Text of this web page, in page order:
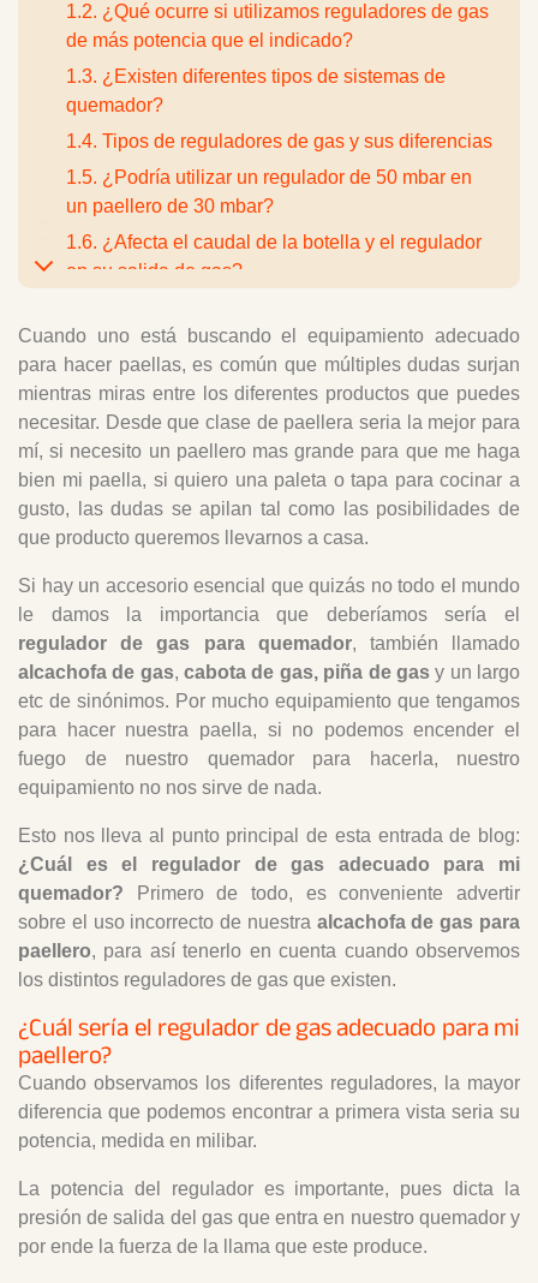
1.2. ¿Qué ocurre si utilizamos reguladores de gas
de más potencia que el indicado?
1.3. ¿Existen diferentes tipos de sistemas de
quemador?
1.4. Tipos de reguladores de gas y sus diferencias
1.5. ¿Podría utilizar un regulador de 50 mbar en
un paellero de 30 mbar?
1.6. ¿Afecta el caudal de la botella y el regulador
en su salida de gas?
de gas?
2. Javier Baixauli
Cuando uno está buscando el equipamiento adecuado
para hacer paellas, es común que múltiples dudas surjan
mientras miras entre los diferentes productos que puedes
necesitar. Desde que clase de paellera seria la mejor para
mí, si necesito un paellero mas grande para que me haga
bien mi paella, si quiero una paleta o tapa para cocinar a
gusto, las dudas se apilan tal como las posibilidades de
que producto queremos llevarnos a casa.
Si hay un accesorio esencial que quizás no todo el mundo
le damos la importancia que deberíamos sería el
regulador de gas para quemador, también llamado
alcachofa de gas,cabota de gas, piña de gasy un largo
etc de sinónimos. Por mucho equipamiento que tengamos
para hacer nuestra paella, si no podemos encender el
fuego de nuestro quemador para hacerla, nuestro
equipamiento no nos sirve de nada.
Esto nos lleva al punto principal de esta entrada de blog:
¿Cuál es el regulador de gas adecuado para mi
quemador? Primero de todo, es conveniente advertir
sobre el uso incorrecto de nuestra alcachofa de gas para
paellero, para así tenerlo en cuenta cuando observemos
los distintos reguladores de gas que existen.
¿Cuál sería el regulador de gas adecuado para mi
paellero?
Cuando observamos los diferentes reguladores, la mayor
diferencia que podemos encontrar a primera vista seria su
potencia, medida en milibar.
La potencia del regulador es importante, pues dicta la
presión de salida del gas que entra en nuestro quemador y
por ende la fuerza de la llama que este produce.